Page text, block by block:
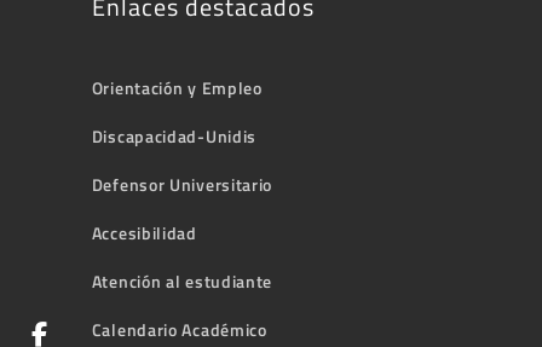
Orientación y Empleo
Discapacidad-Unidis
Defensor Universitario
Accesibilidad
Atención al estudiante
Calendario Académico